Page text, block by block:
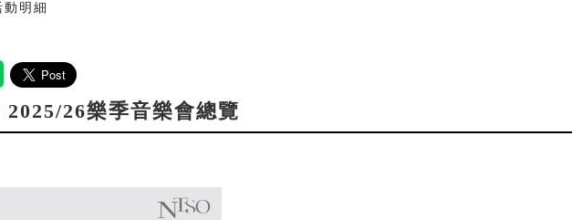
明細
2025/26樂季音樂會總覽